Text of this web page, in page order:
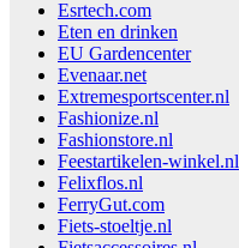
Esrtech.com
Eten en drinken
EU Gardencenter
Evenaar.net
Extremesportscenter.nl
Fashionize.nl
Fashionstore.nl
Feestartikelen-winkel.nl
Felixflos.nl
FerryGut.com
Fiets-stoeltje.nl